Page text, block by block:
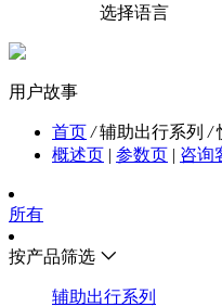
选择语言
用户故事
首页 / 辅助出行系列 /
概述页 | 参数页 | 咨询
所有
按产品筛选
辅助出行系列